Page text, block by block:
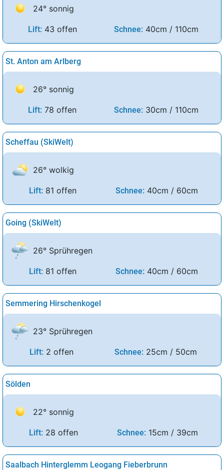
24° sonnig
Lift: 43 offen Schnee: 40cm / 110cm
St. Anton am Arlberg
26° sonnig
Lift: 78 offen Schnee: 30cm / 110cm
Scheffau (SkiWelt)
26° wolkig
Lift: 81 offen Schnee: 40cm / 60cm
Going (SkiWelt)
26° Sprühregen
Lift: 81 offen Schnee: 40cm / 60cm
Semmering Hirschenkogel
23° Sprühregen
Lift: 2 offen Schnee: 25cm / 50cm
Sölden
22° sonnig
Lift: 28 offen Schnee: 15cm / 39cm
Saalbach Hinterglemm Leogang Fieberbrunn